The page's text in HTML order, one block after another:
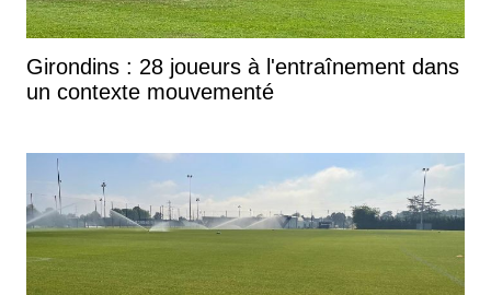
Girondins : 28 joueurs à l'entraînement dans
un contexte mouvementé